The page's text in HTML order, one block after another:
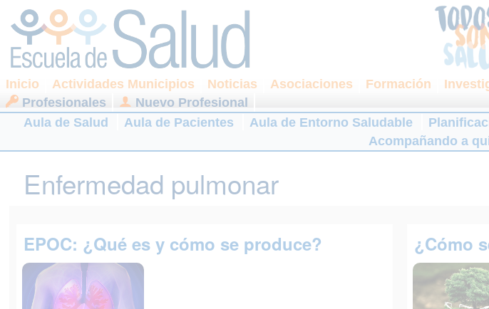
Inicio Actividades Municipios Noticias Asociaciones Formación
Profesionales
Nuevo Profesional
Aula de Salud
Aula de Pacientes Aula de Entorno Saludable
Acompañando a
Enfermedad pulmonar
EPOC: ¿Qué es y cómo se produce? ¿Cómo